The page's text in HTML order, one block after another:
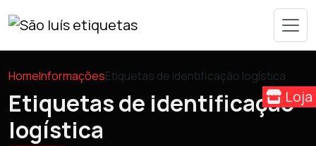
HomeInformaçõesEtiquetas de identificação logística
Etiquetas de identificação
logística
Loja